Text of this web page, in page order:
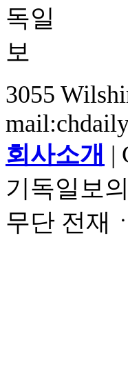
3055
회사소개 |
기독일보
무단 전재